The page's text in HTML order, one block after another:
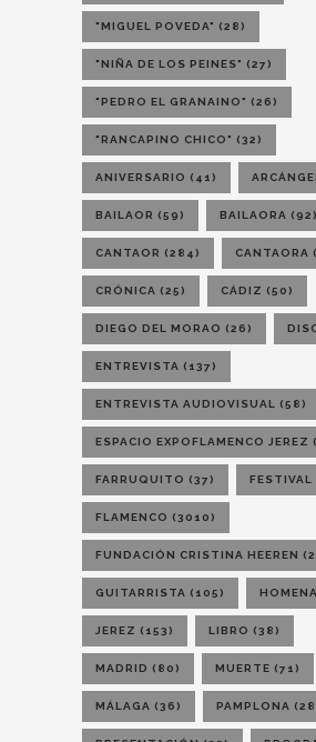
"MIGUEL POVEDA" (28)
"NIÑA DE LOS PEINES" (27)
"PEDRO EL GRANAINO" (26)
"RANCAPINO CHICO" (32)
ANIVERSARIO (41)
BAILAOR (59) BAILAORA (92)
CANTAOR (284) CANTAORA
CRÓNICA (25) CÁDIZ (50)
DIEGO DEL MORAO (26)
ENTREVISTA (137)
ENTREVISTA AUDIOVISUAL (58)
ESPACIO EXPOFLAMENCO JEREZ
FARRUQUITO (37) FESTIVAL
FLAMENCO (3010)
FUNDACIÓN CRISTINA HEEREN
GUITARRISTA (105)
JEREZ (153) LIBRO (38)
MADRID (80) MUERTE (71)
MÁLAGA (36) PAMPLONA